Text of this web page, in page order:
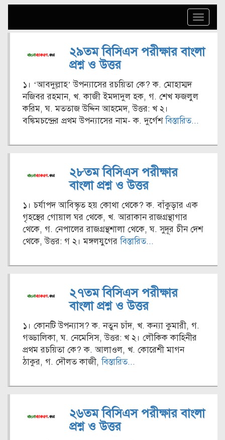
Toggle
২৯তম বিসিএস পরীক্ষার বাংলা
প্রশ্ন ও উত্তর
১। ‘আবদুল্লাহ’ উপন্যাসের রচয়িতা কে? ক. মোহাম্মদ
নজিবর রহমান, খ. কাজী ইমদাদুল হক, গ. শেখ ফজলুল
করিম, ঘ. মততাজ উদ্দিন আহমেদ, উত্তর: খ ২।
বঙ্কিমচন্দ্রের প্রথম উপন্যাসের নাম- ক. দুর্গেশবিস্তারিত...
২৮তম বিসিএস পরীক্ষার
বাংলা প্রশ্ন ও উত্তর
১। চর্যাপদ আবিস্কৃত হয় কোথা থেকে? ক. বাঁকুড়ার এক
গৃহস্থের গোয়াল ঘর থেকে, খ. আরাকান রাজগ্রন্থাগার
থেকে, গ. নেপালের রাজগ্রন্থশালা থেকে, ঘ. সুদূর চীন দেশ
থেকে, উত্তর: গ ২। মঙ্গলযুগেরবিস্তারিত...
২৭তম বিসিএস পরীক্ষার
বাংলা প্রশ্ন ও উত্তর
১। কোনটি উপন্যাস? ক. নতুন চাঁদ, খ. কন্যা কুমারী, গ.
গড্ডালিকা, ঘ. নেমেসিস, উত্তর: খ ২। লৌকিক কাহিনীর
প্রথম রচয়িতা কে? ক. আলাওল, খ. কোরেশী মাগন
ঠাকুর, গ. দৌলত কাজী,বিস্তারিত...
২৬তম বিসিএস পরীক্ষার বাংলা
প্রশ্ন ও উত্তর